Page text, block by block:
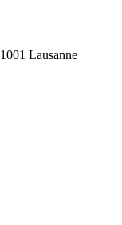
1001 Lausanne